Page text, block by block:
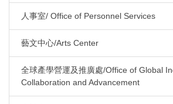
人事室/ Office of Personnel Services
藝文中心/Arts Center
全球產學營運及推廣處/Office of Global
Collaboration and Advancement